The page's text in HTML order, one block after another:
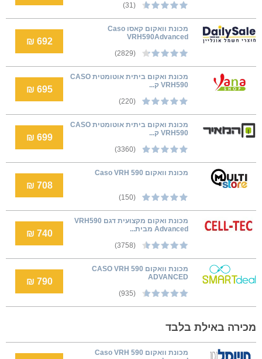
(31)
מכונת וואקום קאסו Caso
VRH590Advanced
(2829)
692 ₪
מכונת ואקום ביתית אוטומטית CASO
VRH590 ק...
(220)
695 ₪
מכונת ואקום ביתית אוטומטית CASO
VRH590 ק...
(3360)
699 ₪
‏מכונת וואקום Caso VRH 590
(150)
708 ₪
מכונת ואקום מקצועית דגם VRH590
Advanced מבית...
(3758)
740 ₪
‏מכונת וואקום CASO VRH 590
ADVANCED
(935)
790 ₪
מכירה באילת בלבד
‏מכונת וואקום Caso VRH 590